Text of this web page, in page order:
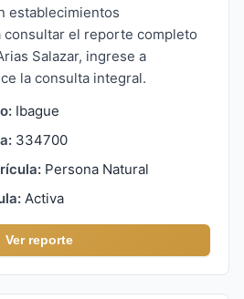
establecimientos
consultar el reporte completo
Salazar, ingrese a
la consulta integral.
Ibague
334700
Persona Natural
Activa
Ver reporte